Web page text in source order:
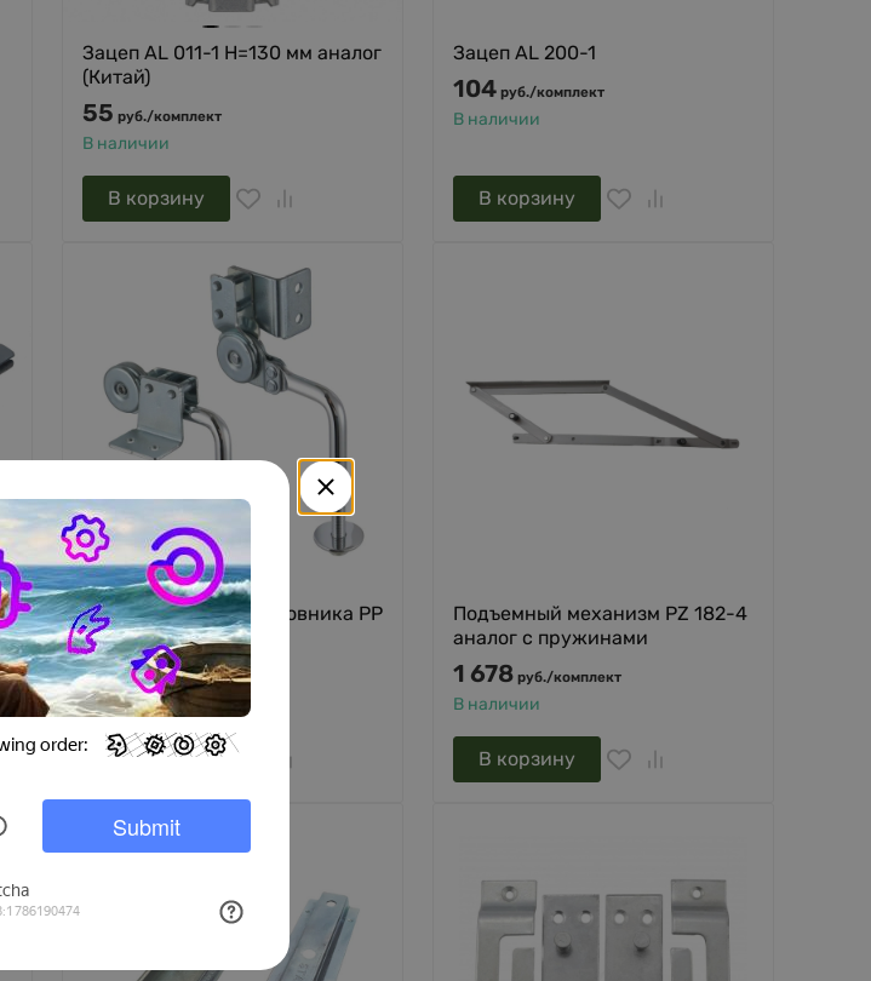
Зацеп AL 011-1 H=130 мм аналог
(Китай)
55 руб./комплект
В наличии
В корзину
Зацеп AL 200-1
104 руб./комплект
В наличии
В корзину
Механизм для подголовника PP
040-8 аналог (Китай)
536 руб./комплект
В наличии
В корзину
Подъемный механизм PZ 182-4
аналог с пружинами
1 678 руб./комплект
В наличии
В корзину